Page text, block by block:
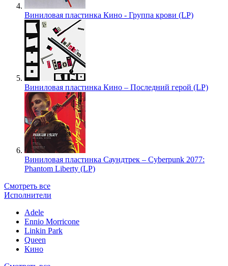
Виниловая пластинка Кино - Группа крови (LP)
Виниловая пластинка Кино – Последний герой (LP)
Виниловая пластинка Саундтрек – Cyberpunk 2077:
Phantom Liberty (LP)
Смотреть все
Исполнители
Adele
Ennio Morricone
Linkin Park
Queen
Кино